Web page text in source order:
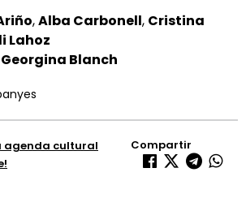
,Alba Carbonell, Cristina
Lahoz
Georgina Blanch
agenda cultural
Compartir